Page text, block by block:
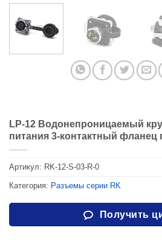
LP-12 Водонепроницаемый
питания 3-контактный
Артикул: RK-12-S-03-R-0
Категория: Разъемы серии RK
Получить